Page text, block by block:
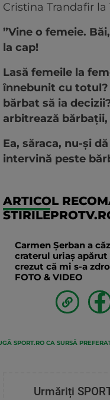
Cristina Trandafir la
”Vine o femeie.
la cap!
Lasă femeile la
înnebunit cu totul?
bărbat să ia
arbitrează
Ea, săraca, nu-și
intervină peste
ARTICOL
Carmen Șerban a
craterul uriaș
crezut că mi s-a
FOTO & VIDEO
SPORT.RO CA SURSĂ
Urmăriți